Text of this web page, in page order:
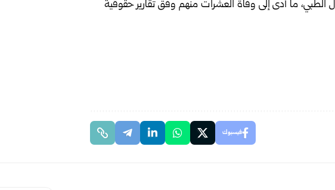
ما أدى إلى وفاة العشرات منهم وفق تقارير حقوقية
فيسبوك